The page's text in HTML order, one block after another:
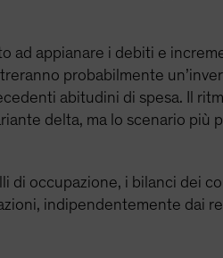
ad appianare i debiti e
probabilmente
abitudini di spesa. Il
delta, ma lo scenario più
di occupazione, i bilanci dei
indipendentemente dai